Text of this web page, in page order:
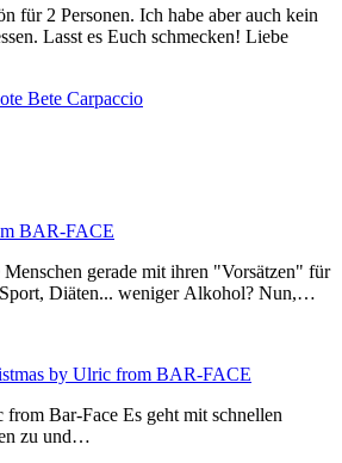
für 2 Personen. Ich habe aber auch kein
Lasst es Euch schmecken! Liebe
Bete Carpaccio
BAR-FACE
gerade mit ihren "Vorsätzen" für
Diäten... weniger Alkohol? Nun,…
by Ulric from BAR-FACE
Bar-Face Es geht mit schnellen
zu und…